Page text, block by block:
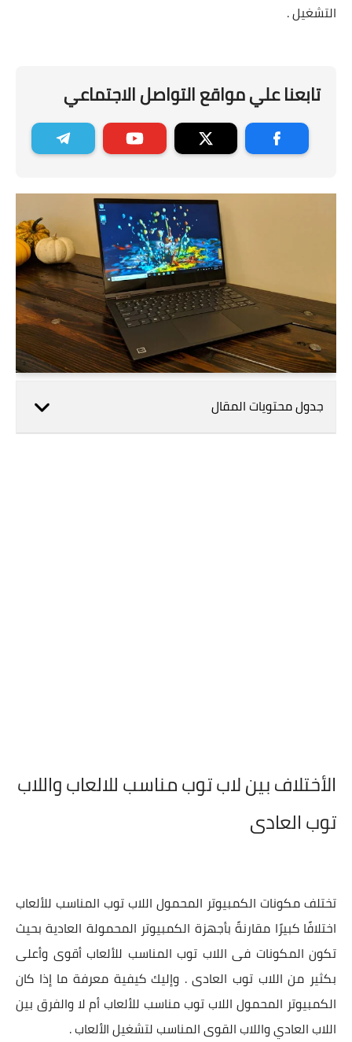
التشغيل .
تابعنا علي مواقع التواصل الاجتماعي
جدول محتويات المقال
الأختلاف بين لاب توب مناسب للالعاب واللاب
توب العادى
تختلف مكونات الكمبيوتر المحمول اللاب توب المناسب للألعاب
اختلافًا كبيرًا مقارنةً بأجهزة الكمبيوتر المحمولة العادية بحيث
تكون المكونات فى اللاب توب المناسب للألعاب أقوى وأعلى
بكثير من اللاب توب العادى . وإليك كيفية معرفة ما إذا كان
الكمبيوتر المحمول اللاب توب مناسب للألعاب أم لا والفرق بين
اللاب العادي واللاب القوى المناسب لتشغيل الألعاب .